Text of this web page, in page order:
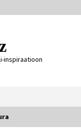
inspiraatioon